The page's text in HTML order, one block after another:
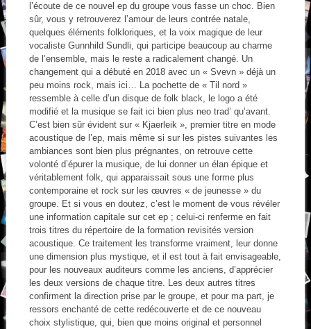
l’écoute de ce nouvel ep du groupe vous fasse un choc. Bien
sûr, vous y retrouverez l’amour de leurs contrée natale,
quelques éléments folkloriques, et la voix magique de leur
vocaliste Gunnhild Sundli, qui participe beaucoup au charme
de l’ensemble, mais le reste a radicalement changé. Un
changement qui a débuté en 2018 avec un « Svevn » déjà un
peu moins rock, mais ici… La pochette de « Til nord »
ressemble à celle d’un disque de folk black, le logo a été
modifié et la musique se fait ici bien plus neo trad’ qu’avant.
C’est bien sûr évident sur « Kjaerleik », premier titre en mode
acoustique de l’ep, mais même si sur les pistes suivantes les
ambiances sont bien plus prégnantes, on retrouve cette
volonté d’épurer la musique, de lui donner un élan épique et
véritablement folk, qui apparaissait sous une forme plus
contemporaine et rock sur les œuvres « de jeunesse » du
groupe. Et si vous en doutez, c’est le moment de vous révéler
une information capitale sur cet ep ; celui-ci renferme en fait
trois titres du répertoire de la formation revisités version
acoustique. Ce traitement les transforme vraiment, leur donne
une dimension plus mystique, et il est tout à fait envisageable,
pour les nouveaux auditeurs comme les anciens, d’apprécier
les deux versions de chaque titre. Les deux autres titres
confirment la direction prise par le groupe, et pour ma part, je
ressors enchanté de cette redécouverte et de ce nouveau
choix stylistique, qui, bien que moins original et personnel